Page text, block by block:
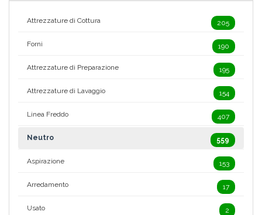
Attrezzature di Cottura 205
Forni 190
Attrezzature di Preparazione 195
Attrezzature di Lavaggio 154
Linea Freddo 407
Neutro 559
Aspirazione 153
Arredamento 17
Usato 2